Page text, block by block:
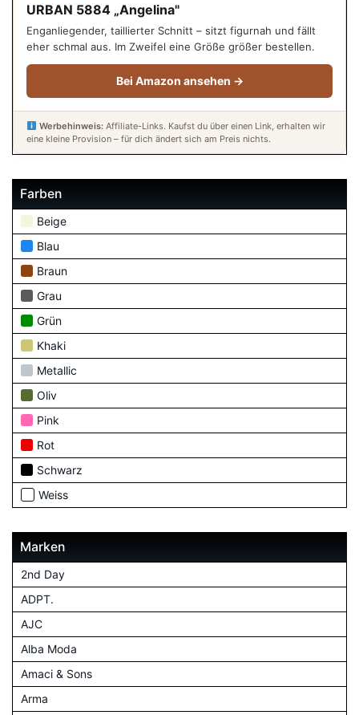
URBAN 5884 „Angelina"
Enganliegender, taillierter Schnitt – sitzt figurnah und fällt
eher schmal aus. Im Zweifel eine Größe größer bestellen.
Bei Amazon ansehen →
Werbehinweis:Affiliate-Links. Kaufst du über einen Link, erhalten wir
eine kleine Provision – für dich ändert sich am Preis nichts.
Farben
Beige
Blau
Braun
Grau
Grün
Khaki
Metallic
Oliv
Pink
Rot
Schwarz
Weiss
Marken
2nd Day
ADPT.
AJC
Alba Moda
Amaci & Sons
Arma